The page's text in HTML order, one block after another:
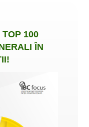
TOP 100
ÎN
!